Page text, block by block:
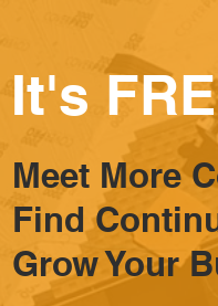
It's
Meet More
Find
Grow Your